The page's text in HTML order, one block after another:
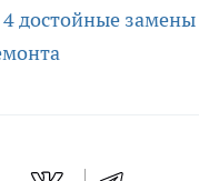
достойные замены